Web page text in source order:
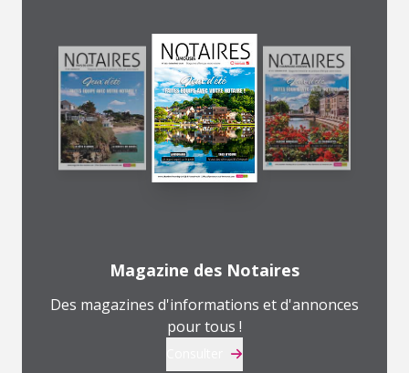
Magazine des Notaires
Des magazines d'informations et d'annonces
pour tous !